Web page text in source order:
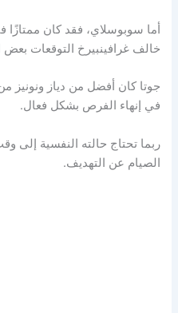
أما سوبوسلاي، فقد كان ممتازًا
خالف غرافينبيرخ التوقعات
جوتا كان أفضل من دياز ونونيز
في إنهاء الفرص بشكل فعال.
ربما تحتاج حالته النفسية إلى
الصيام عن التهديف.